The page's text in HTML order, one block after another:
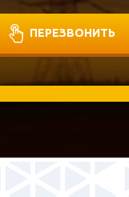
ПЕРЕЗВОНИТЬ